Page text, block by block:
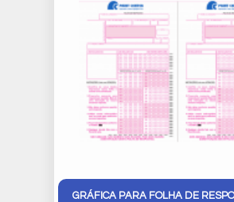
GRÁFICA PARA FOLHA DE